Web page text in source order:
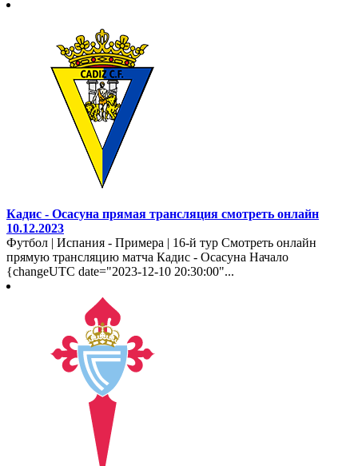
Кадис - Осасуна прямая трансляция смотреть онлайн
10.12.2023
Футбол | Испания - Примера | 16-й тур Смотреть онлайн
прямую трансляцию матча Кадис - Осасуна Начало
{changeUTC date="2023-12-10 20:30:00"...